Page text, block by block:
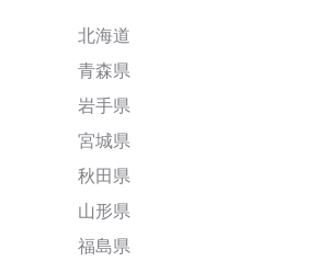
北海道
青森県
岩手県
宮城県
秋田県
山形県
福島県